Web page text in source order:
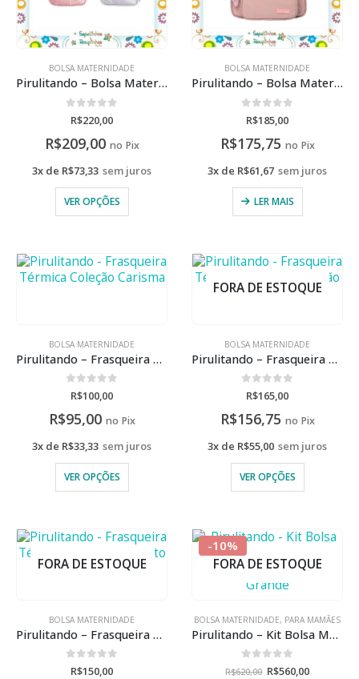
BOLSA MATERNIDADE
Pirulitando – Bolsa Maternidade Média Coleção Esperança
de 5
R$220,00
R$209,00 no Pix
3x de R$73,33 sem juros
VER OPÇÕES
BOLSA MATERNIDADE
Pirulitando – Bolsa Maternidade Média Encanto
de 5
R$185,00
R$175,75 no Pix
3x de R$61,67 sem juros
LER MAIS
BOLSA MATERNIDADE
Pirulitando – Frasqueira Térmica Coleção Carisma
0de 5
R$100,00
R$95,00 no Pix
3x de R$33,33 sem juros
VER OPÇÕES
FORA DE ESTOQUE
BOLSA MATERNIDADE
Pirulitando – Frasqueira Térmica Tiracolo Coleção Chuva de Amor
0de 5
R$165,00
R$156,75 no Pix
3x de R$55,00 sem juros
VER OPÇÕES
FORA DE ESTOQUE
BOLSA MATERNIDADE
Pirulitando – Frasqueira Térmica Tiracolo Encanto
0de 5
R$150,00
-10%
FORA DE ESTOQUE
BOLSA MATERNIDADE, PARA MAMÃES
Pirulitando – Kit Bolsa Maternidade média e Bolsa Maternidade Grande
de 5
R$620,00 R$560,00